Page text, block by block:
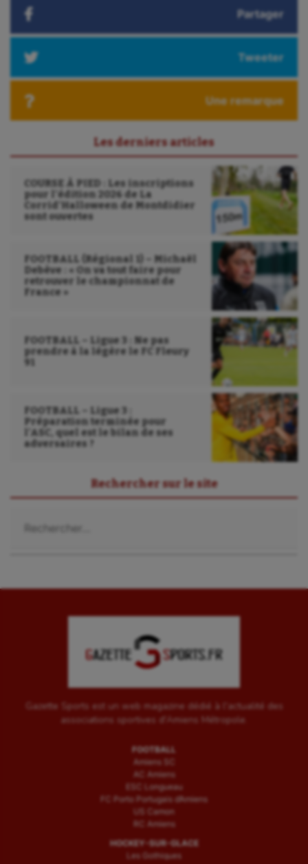
Partager
Tweeter
Une remarque
Les derniers articles
COURSE À PIED : Les inscriptions
pour l’édition 2026 de La
Corrid’Halloween de Montdidier
sont ouvertes
FOOTBALL (Régional 1) – Michaël
Debève : « On va tout faire pour
retrouver le championnat de
France »
FOOTBALL – Ligue 3 : Ne pas
prendre à la légère le FC Fleury
91
FOOTBALL – Ligue 3 :
Préparation terminée pour
l’ASC, quel est le bilan de ses
adversaires ?
Rechercher sur le site
Gazette Sports est un web magazine dédié à l'actualité des
associations sportives d'Amiens Métropole.
FOOTBALL
Amiens SC
AC Amiens
ESC Longueau
FC Porto Portugais d’Amiens
US Camon
RC Amiens
HOCKEY-SUR-GLACE
Les Gothiques